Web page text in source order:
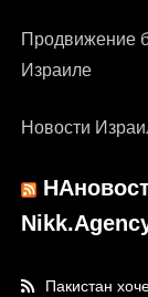
Продвижение
Израиле
Новости
Пакистан